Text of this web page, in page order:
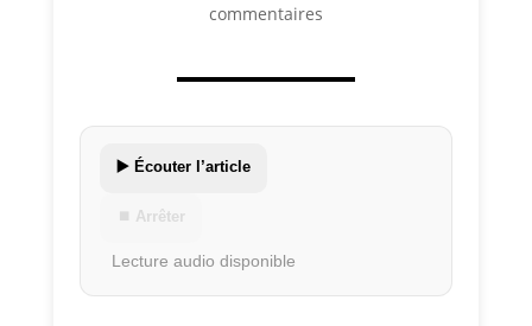
commentaires
▶️ Écouter l’article
⏹ Arrêter
Lecture audio disponible